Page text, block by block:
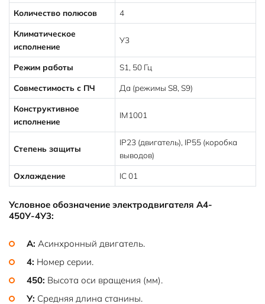
Количество полюсов 4
Климатическое
исполнение
У3
Режим работы S1, 50 Гц
Совместимость с ПЧ Да (режимы S8, S9)
Конструктивное
исполнение
IM1001
Степень защиты
IP23 (двигатель), IP55 (коробка
выводов)
Охлаждение IC 01
Условное обозначение электродвигателя А4-
450У-4У3:
А: Асинхронный двигатель.
4: Номер серии.
450: Высота оси вращения (мм).
У: Средняя длина станины.